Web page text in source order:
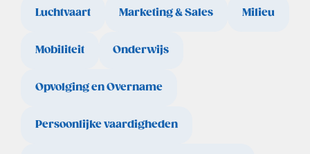
Luchtvaart Marketing & Sales Milieu
Mobiliteit Onderwijs
Opvolging en Overname
Persoonlijke vaardigheden